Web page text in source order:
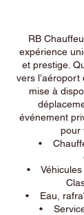
RB
expérience
et prestige.
vers
mise à
événement
pour
•
• Véhicules
• Eau,
• Service